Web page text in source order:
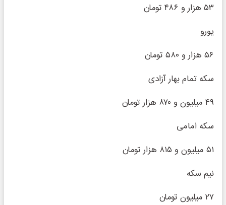
۵۳ هزار و ۴۸۶ تومان
یورو
۵۶ هزار و ۵۸۰ تومان
سکه تمام بهار آزادی
۴۹ میلیون و ۸۷۰ هزار تومان
سکه امامی
۵۱ میلیون و ۸۱۵ هزار تومان
نیم سکه
۲۷ میلیون تومان